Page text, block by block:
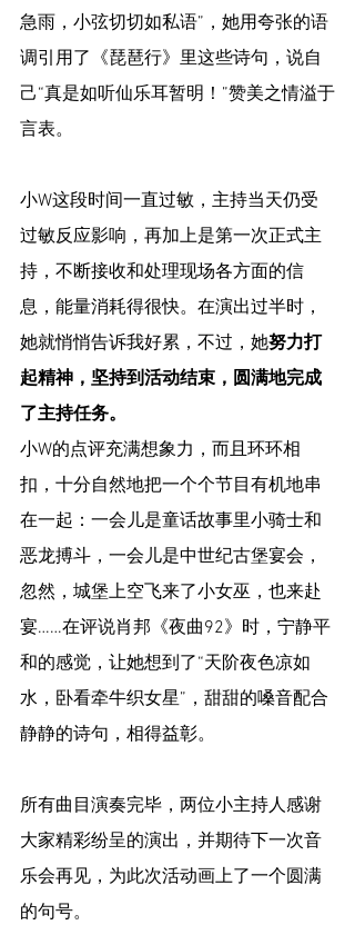
急雨，小弦切切如私语”，她用夸张的语
调引用了《琵琶行》里这些诗句，说自
己“真是如听仙乐耳暂明！”赞美之情溢于
言表。
小W这段时间一直过敏，主持当天仍受
过敏反应影响，再加上是第一次正式主
持，不断接收和处理现场各方面的信
息，能量消耗得很快。在演出过半时，
她就悄悄告诉我好累，不过，她努力打
起精神，坚持到活动结束，圆满地完成
了主持任务。
小W的点评充满想象力，而且环环相
扣，十分自然地把一个个节目有机地串
在一起：一会儿是童话故事里小骑士和
恶龙搏斗，一会儿是中世纪古堡宴会，
忽然，城堡上空飞来了小女巫，也来赴
宴……在评说肖邦《夜曲92》时，宁静平
和的感觉，让她想到了“天阶夜色凉如
水，卧看牵牛织女星”，甜甜的嗓音配合
静静的诗句，相得益彰。
所有曲目演奏完毕，两位小主持人感谢
大家精彩纷呈的演出，并期待下一次音
乐会再见，为此次活动画上了一个圆满
的句号。